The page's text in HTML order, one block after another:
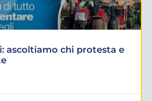
ascoltiamo chi protesta e